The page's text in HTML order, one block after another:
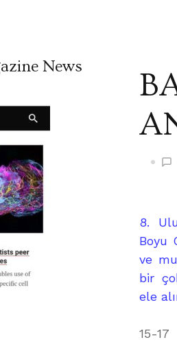
8.
Boyu
ve
bir
ele
15-
News